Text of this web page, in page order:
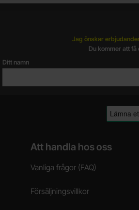
Jag önskar
Du kommer att
Ditt namn
Att handla hos oss
Vanliga frågor (FAQ)
Försäljningsvillkor